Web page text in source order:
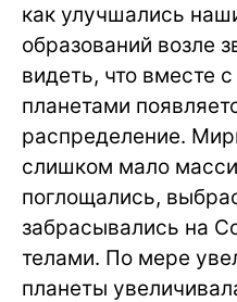
как улучшались
образований возле
видеть, что вместе
планетами
распределение.
слишком мало
поглощались,
забрасывались на
телами. По мере
планеты